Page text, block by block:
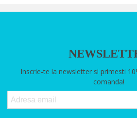
Inscrie-te la newsletter si primesti
comanda!